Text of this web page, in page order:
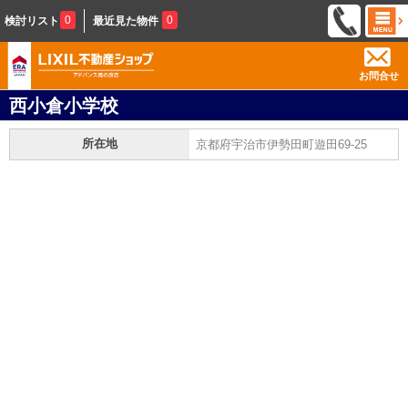
検討リスト 0 最近見た物件 0
お問合せ
西小倉小学校
所在地 京都府宇治市伊勢田町遊田69-25